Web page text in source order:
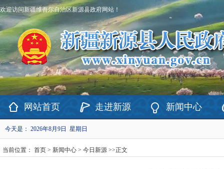
欢迎访问新疆维吾尔自治区新源县政府网站！
网站首页 走进新源 新闻中心
今天是： 2026年8月9日 星期日
当前位置： 首页 > 新闻中心 > 今日新源 >>正文